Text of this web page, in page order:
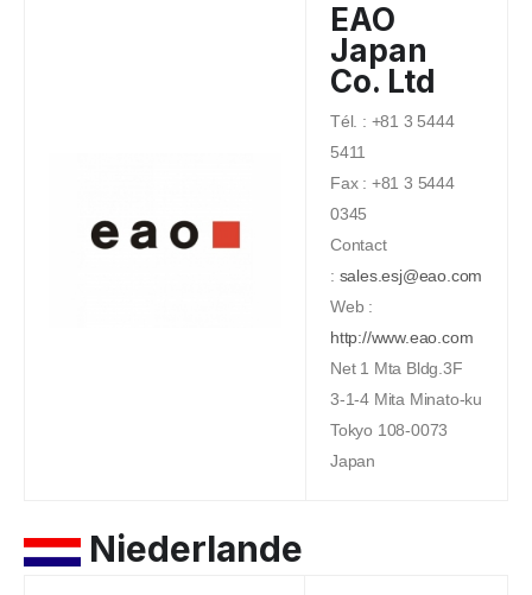
EAO
Japan
Co. Ltd
Tél. : +81 3 5444
5411
Fax : +81 3 5444
0345
Contact
: sales.esj@eao.com
Web :
http://www.eao.com
Net 1 Mta Bldg.3F
3-1-4 Mita Minato-ku
Tokyo 108-0073
Japan
Niederlande